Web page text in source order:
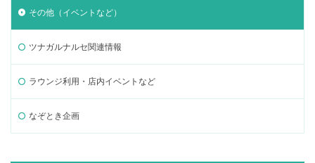
その他（イベントなど）
ツナガルナルセ関連情報
ラウンジ利用・店内イベントなど
なぞとき企画